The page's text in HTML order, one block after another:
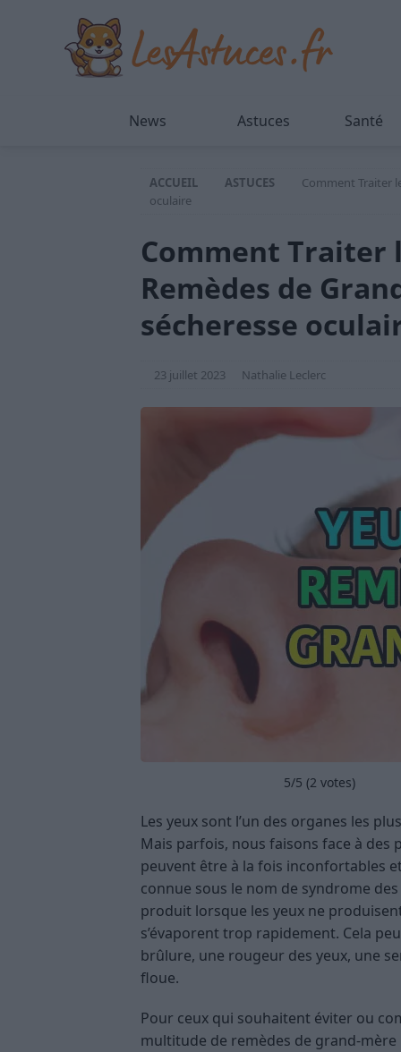
News Astuces Santé
ACCUEIL ASTUCES
Comment Traiter
oculaire
Comment Traiter
Remèdes de
sécheresse
23 juillet 2023 Nathalie Leclerc
5/5 (2 votes)
Les yeux sont l’un des organes les
Mais parfois, nous faisons face à des
peuvent être à la fois inconfortables
connue sous le nom de syndrome
produit lorsque les yeux ne
s’évaporent trop rapidement. Cela
brûlure, une rougeur des yeux, une
floue.
Pour ceux qui souhaitent éviter ou
multitude de remèdes de grand-mère